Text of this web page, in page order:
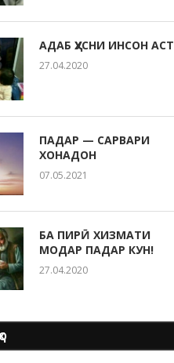
АДАБ ҲУСНИ ИНСОН АСТ
27.04.2020
ПАДАР — САРВАРИ
ХОНАДОН
07.05.2021
БА ПИРӢ ХИЗМАТИ
МОДАР ПАДАР КУН!
27.04.2020